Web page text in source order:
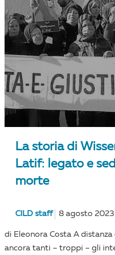
La storia di
Latif: legato e
morte
CILD staff 8 agosto 2023
di Eleonora Costa A distanza
ancora tanti – troppi – gli